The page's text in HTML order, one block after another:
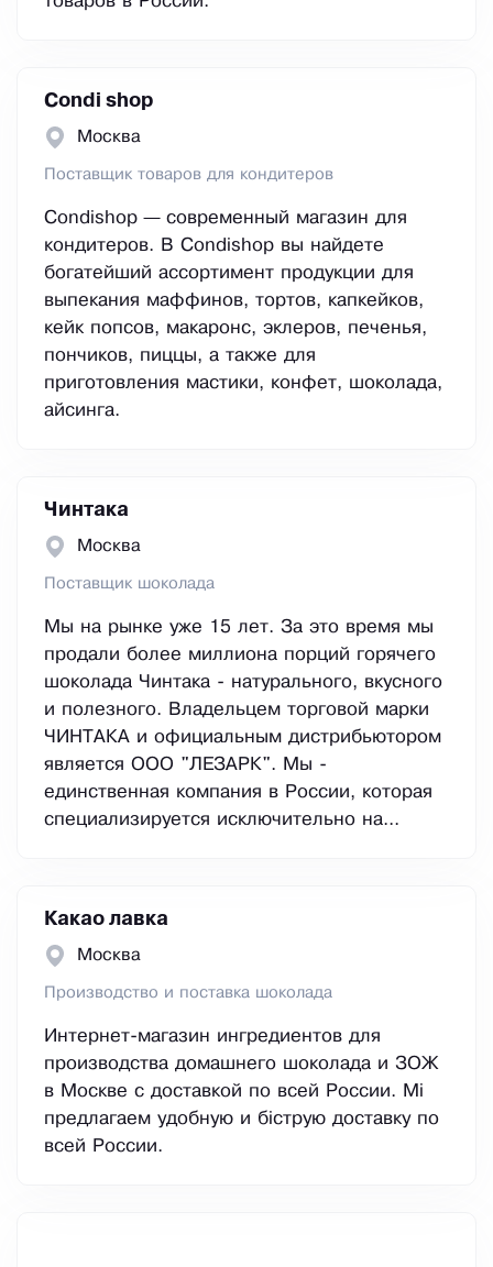
Condi shop
Москва
Поставщик товаров для кондитеров
Condishop — современный магазин для
кондитеров. В Condishop вы найдете
богатейший ассортимент продукции для
выпекания маффинов, тортов, капкейков,
кейк попсов, макаронс, эклеров, печенья,
пончиков, пиццы, а также для
приготовления мастики, конфет, шоколада,
айсинга.
Чинтака
Москва
Поставщик шоколада
Мы на рынке уже 15 лет. За это время мы
продали более миллиона порций горячего
шоколада Чинтака - натурального, вкусного
и полезного. Владельцем торговой марки
ЧИНТАКА и официальным дистрибьютором
является ООО "ЛЕЗАРК". Мы -
единственная компания в России, которая
специализируется исключительно на...
Какао лавка
Москва
Производство и поставка шоколада
Интернет-магазин ингредиентов для
производства домашнего шоколада и ЗОЖ
в Москве с доставкой по всей России. Мі
предлагаем удобную и біструю доставку по
всей России.